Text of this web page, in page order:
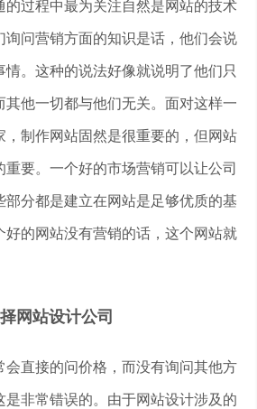
的过程中最为关注自然是网站的技术
询问营销方面的知识是话，他们会说
。这种的说法好像就说明了他们只
其他一切都与他们无关。面对这样一
，制作网站固然是很重要的，但网站
要。一个好的市场营销可以让公司
部分都是建立在网站是足够优质的基
好的网站没有营销的话，这个网站就
网站设计公司
会直接的问价格，而没有询问其他方
是非常错误的。由于网站设计涉及的